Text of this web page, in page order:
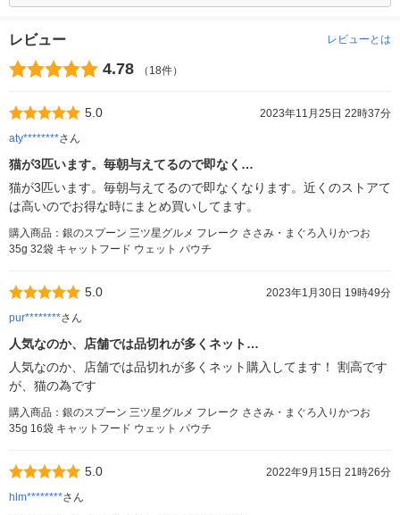
レビュー レビューとは
4.78 （18件）
5.0
2023年11月25日 22時37分
aty********さん
猫が3匹います。毎朝与えてるので即なく…
猫が3匹います。毎朝与えてるので即なくなります。近くのストアて
は高いのでお得な時にまとめ買いしてます。
購入商品：銀のスプーン 三ツ星グルメ フレーク ささみ・まぐろ入りかつお
35g 32袋 キャットフード ウェット パウチ
5.0
2023年1月30日 19時49分
pur********さん
人気なのか、店舗では品切れが多くネット…
人気なのか、店舗では品切れが多くネット購入してます！ 割高です
が、猫の為です
購入商品：銀のスプーン 三ツ星グルメ フレーク ささみ・まぐろ入りかつお
35g 16袋 キャットフード ウェット パウチ
5.0
2022年9月15日 21時26分
hlm********さん